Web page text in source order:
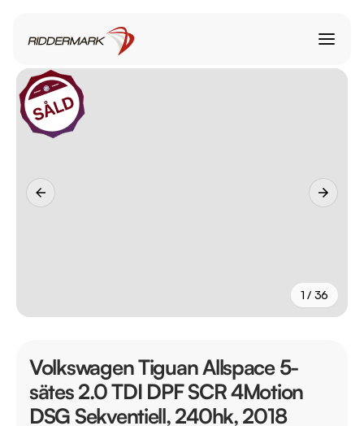
1 / 36
Volkswagen Tiguan Allspace 5-
sätes 2.0 TDI DPF SCR 4Motion
DSG Sekventiell, 240hk, 2018